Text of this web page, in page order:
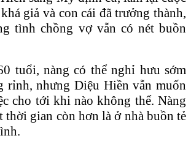
giả và con cái đã trưởng thành,
tình chồng vợ vẫn có nét buồn
tuổi, nàng có thể nghỉ hưu sớm
rỉnh, nhưng Diệu Hiền vẫn muốn
cho tới khi nào không thể. Nàng
thời gian còn hơn là ở nhà buồn tẻ